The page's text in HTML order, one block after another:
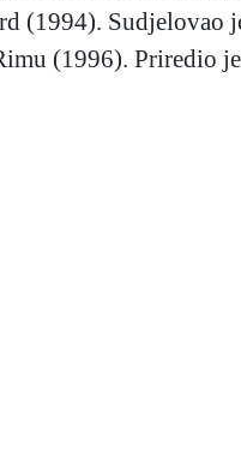
(1994). Sudjelovao
(1996). Priredio